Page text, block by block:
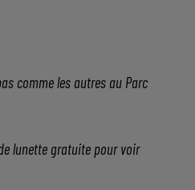
comme les autres au Parc
lunette gratuite pour voir